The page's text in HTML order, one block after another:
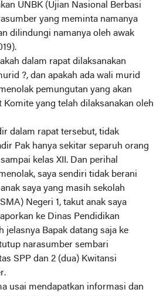
UNBK (Ujian Nasional Berbasi
yang meminta namanya
dilindungi namanya oleh awak
dalam rapat dilaksanakan
?, dan apakah ada wali murid
pemungutan yang akan
Komite yang telah dilaksanakan oleh
dalam rapat tersebut, tidak
Pak hanya sekitar separuh orang
kelas XII. Dan perihal
saya sendiri tidak berani
saya yang masih sekolah
Negeri 1, takut anak saya
ke Dinas Pendidikan
jelasnya Bapak datang saja ke
narasumber sembari
SPP dan 2 (dua) Kwitansi
usai mendapatkan informasi dan